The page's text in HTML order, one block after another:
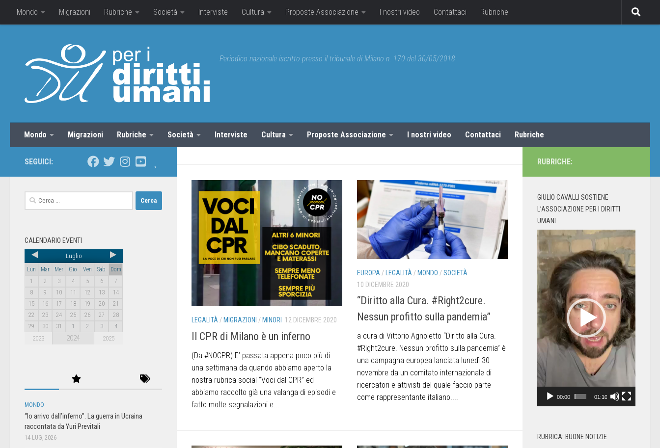
Mondo Migrazioni Rubriche Società Interviste Cultura Proposte Associazione I nostri video Contattaci Rubriche
Periodico nazionale iscritto presso il tribunale di Milano n. 170 del 30/05/2018
Mondo Migrazioni Rubriche Società Interviste Cultura Proposte Associazione I nostri video Contattaci Rubriche
LEGALITÀ/ MIGRAZIONI / MINORI 12 DICEMBRE 2020
Il CPR di Milano è un inferno
(Da #NOCPR) E’ passata appena poco più di
una settimana da quando abbiamo aperto la
nostra rubrica social “Voci dal CPR” ed
abbiamo raccolto già una valanga di episodi e
fatto molte segnalazioni e...
EUROPA / LEGALITÀ / MONDO /SOCIETÀ
10 DICEMBRE 2020
“Diritto alla Cura. #Right2cure.
Nessun profitto sulla pandemia”
a cura di Vittorio Agnoletto “Diritto alla Cura.
#Right2cure. Nessun profitto sulla pandemia” è
una campagna europea lanciata lunedì 30
novembre da un comitato internazionale di
ricercatori e attivisti del quale faccio parte
come rappresentante italiano....
SEGUICI:
CALENDARIO EVENTI
Luglio
Lun Mar Mer Gio Ven Sab
Dom
1
2 3 4 5 6
7
8
9 10 11 12 13
14
15
16 17 18 19 20
21
22
23 24 25 26 27
28
29
30 31 1 2 3 4
2023 2024 2025
MONDO
“Io arrivo dall’inferno”. La guerra in Ucraina
raccontata da Yuri Previtali
14 LUG, 2026
RUBRICHE:
GIULIO CAVALLI SOSTIENE
L’ASSOCIAZIONE PER I DIRITTI
UMANI
Video
Player
00:00 01:10
RUBRICA: BUONE NOTIZIE